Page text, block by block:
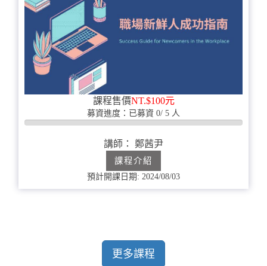
課程售價NT.$100元
募資進度：已募資 0/ 5 人
0%
講師： 鄭茜尹
課程介紹
預計開課日期: 2024/08/03
更多課程